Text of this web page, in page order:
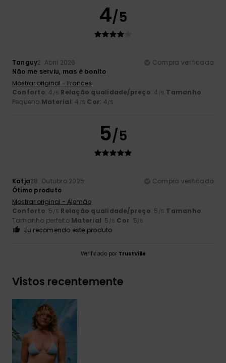
4/5
Tanguy2. Abril 2026
Compra verificada
Não me serviu, mas é bonito
Mostrar original - Francês
Conforto: 4 /5 Relação qualidade/preço: 4 /5 Tamanho:
Pequeno Material: 4 /5 Cor: 4/5
5/5
Katja28. Outubro 2025
Compra verificada
Ótimo produto
Mostrar original - Alemão
Conforto: 5 /5 Relação qualidade/preço: 5 /5 Tamanho:
Tamanho perfeito Material: 5 /5 Cor: 5/5
Eu recomendo este produto
Verificado por TrustVille
Vistos recentemente